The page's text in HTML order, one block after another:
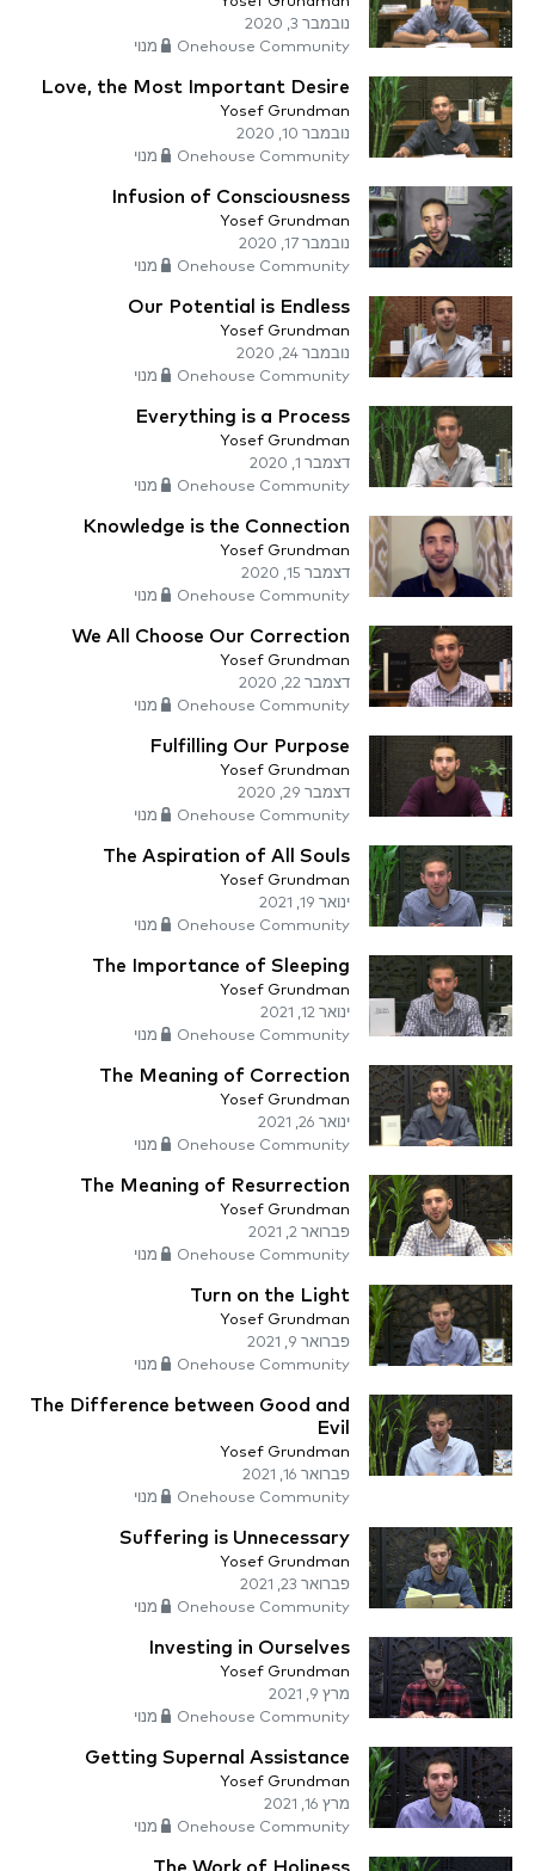
נובמבר 3, 2020
Onehouse Community מנוי
Love, the Most Important Desire
Yosef Grundman
נובמבר 10, 2020
Onehouse Community מנוי
Infusion of Consciousness
Yosef Grundman
נובמבר 17, 2020
Onehouse Community מנוי
Our Potential is Endless
Yosef Grundman
נובמבר 24, 2020
Onehouse Community מנוי
Everything is a Process
Yosef Grundman
דצמבר 1, 2020
Onehouse Community מנוי
Knowledge is the Connection
Yosef Grundman
דצמבר 15, 2020
Onehouse Community מנוי
We All Choose Our Correction
Yosef Grundman
דצמבר 22, 2020
Onehouse Community מנוי
Fulfilling Our Purpose
Yosef Grundman
דצמבר 29, 2020
Onehouse Community מנוי
The Aspiration of All Souls
Yosef Grundman
ינואר 19, 2021
Onehouse Community מנוי
The Importance of Sleeping
Yosef Grundman
ינואר 12, 2021
Onehouse Community מנוי
The Meaning of Correction
Yosef Grundman
ינואר 26, 2021
Onehouse Community מנוי
The Meaning of Resurrection
Yosef Grundman
פברואר 2, 2021
Onehouse Community מנוי
Turn on the Light
Yosef Grundman
פברואר 9, 2021
Onehouse Community מנוי
The Difference between Good and
Evil
Yosef Grundman
פברואר 16, 2021
Onehouse Community מנוי
Suffering is Unnecessary
Yosef Grundman
פברואר 23, 2021
Onehouse Community מנוי
Investing in Ourselves
Yosef Grundman
מרץ 9, 2021
Onehouse Community מנוי
Getting Supernal Assistance
Yosef Grundman
מרץ 16, 2021
Onehouse Community מנוי